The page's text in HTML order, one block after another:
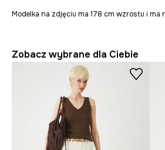
Modelka na zdjęciu ma 178 cm wzrostu i ma
Zobacz wybrane dla Ciebie